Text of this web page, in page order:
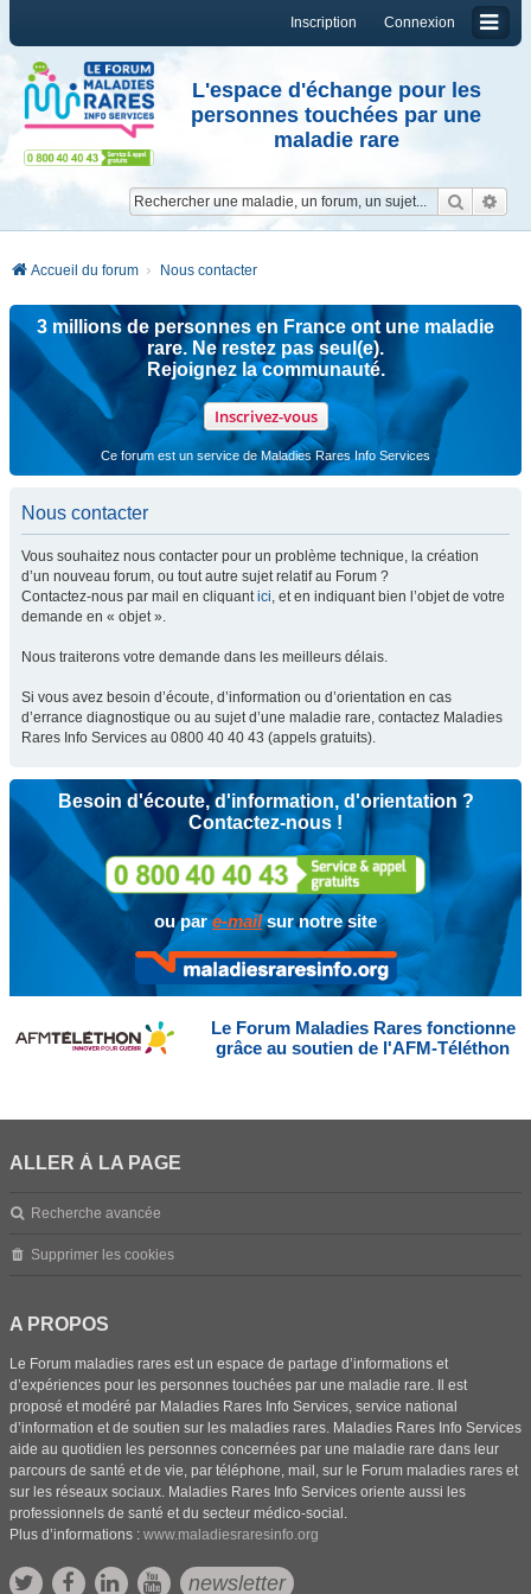
Connexion
Inscription
L'espace d'échange pour les
personnes touchées par une
maladie rare
Accueil du forum Nous contacter
3 millions de personnes en France ont une maladie
rare. Ne restez pas seul(e).
Rejoignez la communauté.
Inscrivez-vous
Ce forum est un service de Maladies Rares Info Services
Nous contacter
Vous souhaitez nous contacter pour un problème technique, la création
d’un nouveau forum, ou tout autre sujet relatif au Forum ?
Contactez-nous par mail en cliquantici, et en indiquant bien l’objet de votre
demande en « objet ».
Nous traiterons votre demande dans les meilleurs délais.
Si vous avez besoin d’écoute, d’information ou d’orientation en cas
d’errance diagnostique ou au sujet d’une maladie rare, contactez Maladies
Rares Info Services au 0800 40 40 43 (appels gratuits).
Besoin d'écoute, d'information, d'orientation ?
Contactez-nous !
ou pare-mailsur notre site
Le Forum Maladies Rares fonctionne
grâce au soutien de l'AFM-Téléthon
ALLER À LA PAGE
Recherche avancée
Supprimer les cookies
A PROPOS
Le Forum maladies rares est un espace de partage d’informations et
d’expériences pour les personnes touchées par une maladie rare. Il est
proposé et modéré par Maladies Rares Info Services, service national
d’information et de soutien sur les maladies rares. Maladies Rares Info Services
aide au quotidien les personnes concernées par une maladie rare dans leur
parcours de santé et de vie, par téléphone, mail, sur le Forum maladies rares et
sur les réseaux sociaux. Maladies Rares Info Services oriente aussi les
professionnels de santé et du secteur médico-social.
Plus d’informations : www.maladiesraresinfo.org
newsletter